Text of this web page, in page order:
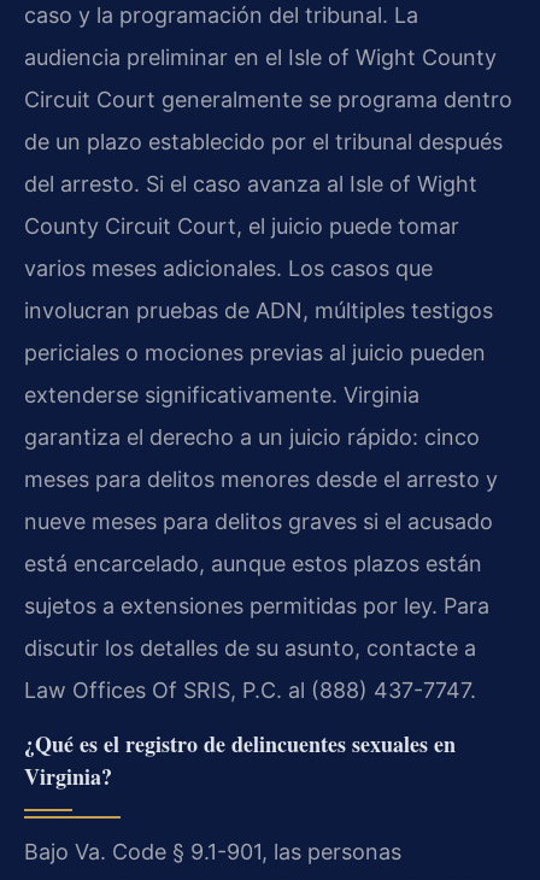
caso y la programación del tribunal. La
audiencia preliminar en el Isle of Wight County
Circuit Court generalmente se programa dentro
de un plazo establecido por el tribunal después
del arresto. Si el caso avanza al Isle of Wight
County Circuit Court, el juicio puede tomar
varios meses adicionales. Los casos que
involucran pruebas de ADN, múltiples testigos
periciales o mociones previas al juicio pueden
extenderse significativamente. Virginia
garantiza el derecho a un juicio rápido: cinco
meses para delitos menores desde el arresto y
nueve meses para delitos graves si el acusado
está encarcelado, aunque estos plazos están
sujetos a extensiones permitidas por ley. Para
discutir los detalles de su asunto, contacte a
Law Offices Of SRIS, P.C. al (888) 437-7747.
¿Qué es el registro de delincuentes sexuales en
Virginia?
Bajo Va. Code § 9.1-901, las personas